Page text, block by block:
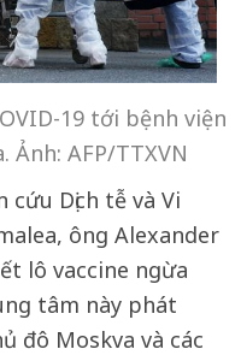
19 tới bệnh viện
AFP/TTXVN
Dịch tễ và Vi
ông Alexander
lô vaccine ngừa
tâm này phát
đô Moskva và các